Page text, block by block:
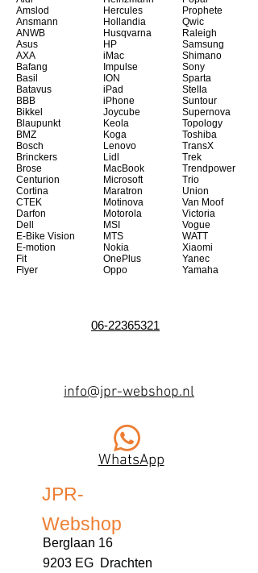
Amslod
Ansmann
ANWB
Asus
AXA
Bafang
Basil
Batavus
BBB
Bikkel
Blaupunkt
BMZ
Bosch
Brinckers
Brose
Centurion
Cortina
CTEK
Darfon
Dell
E-Bike Vision
E-motion
Fit
Flyer
Hercules
Hollandia
Husqvarna
HP
iMac
Impulse
ION
iPad
iPhone
Joycube
Keola
Koga
Lenovo
Lidl
MacBook
Microsoft
Maratron
Motinova
Motorola
MSI
MTS
Nokia
OnePlus
Oppo
Prophete
Qwic
Raleigh
Samsung
Shimano
Sony
Sparta
Stella
Suntour
Supernova
Topology
Toshiba
TransX
Trek
Trendpower
Trio
Union
Van Moof
Victoria
Vogue
WATT
Xiaomi
Yanec
Yamaha
06-22365321
info@jpr-webshop.nl
WhatsApp
JPR-
Webshop
Berglaan 16
9203 EG Drachten